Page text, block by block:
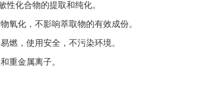
性化合物的提取和纯化。
氧化，不影响萃取物的有效成份。
燃，使用安全，不污染环境。
重金属离子。